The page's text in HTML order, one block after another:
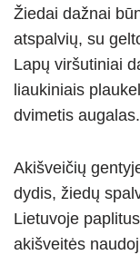
Žiedai dažnai
atspalvių, su
Lapų viršutiniai
liaukiniais
dvimetis augalas.
Akišveičių
dydis, žiedų
Lietuvoje
akišveitės